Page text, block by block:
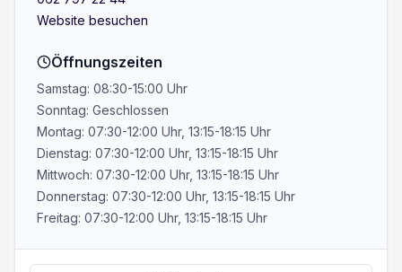
Website besuchen
Öffnungszeiten
Samstag: 08:30-15:00 Uhr
Sonntag: Geschlossen
Montag: 07:30-12:00 Uhr, 13:15-18:15 Uhr
Dienstag: 07:30-12:00 Uhr, 13:15-18:15 Uhr
Mittwoch: 07:30-12:00 Uhr, 13:15-18:15 Uhr
Donnerstag: 07:30-12:00 Uhr, 13:15-18:15 Uhr
Freitag: 07:30-12:00 Uhr, 13:15-18:15 Uhr